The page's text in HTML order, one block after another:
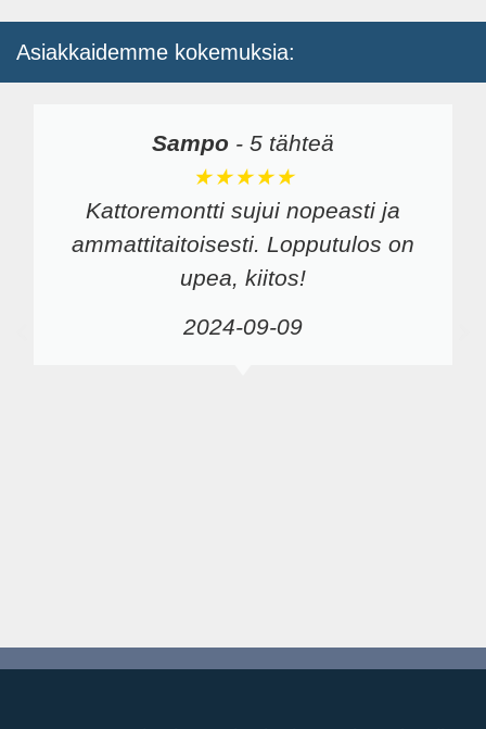
Asiakkaidemme kokemuksia:
Sampo - 5 tähteä
★★★★★
Kattoremontti sujui nopeasti ja
ammattitaitoisesti. Lopputulos on
upea, kiitos!
2024-09-09